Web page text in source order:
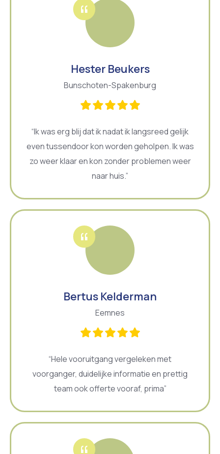
Bunschoten-Spakenburg
“Ik was erg blij dat ik nadat ik langsreed gelijk
even tussendoor kon worden geholpen. Ik was
zo weer klaar en kon zonder problemen weer
naar huis.”
Hester Beukers
Eemnes
“Hele vooruitgang vergeleken met
voorganger, duidelijke informatie en prettig
team ook offerte vooraf, prima”
Bertus Kelderman